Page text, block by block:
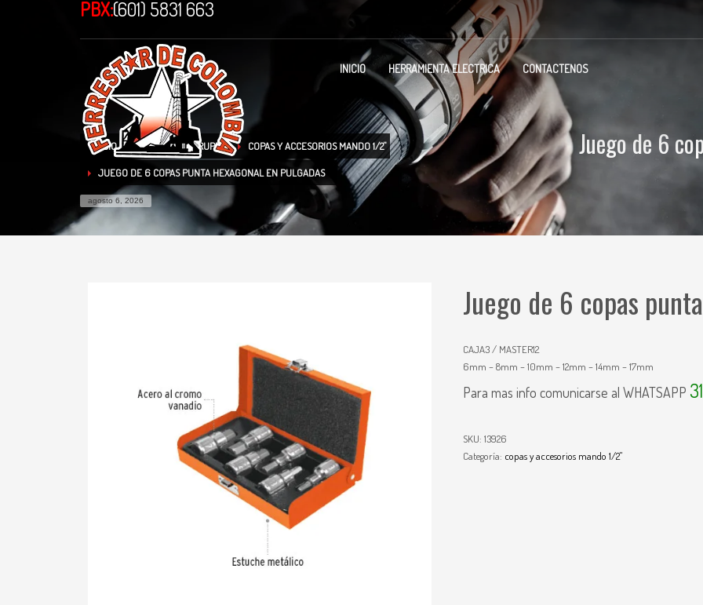
PBX:(601) 5831 663
INICIO HERRAMIENTA ELECTRICA CONTACTENOS
INICIO TIENDA TRUPER COPAS Y ACCESORIOS MANDO 1/2"
JUEGO DE 6 COPAS PUNTA HEXAGONAL EN PULGADAS
agosto 6, 2026
Juego de 6
Juego de 6 copas
CAJA3 / MASTER12
6mm – 8mm – 10mm – 12mm – 14mm – 17mm
Para mas info comunicarse al WHATSAPP
SKU: 13926
Categoría: copas y accesorios mando 1/2"